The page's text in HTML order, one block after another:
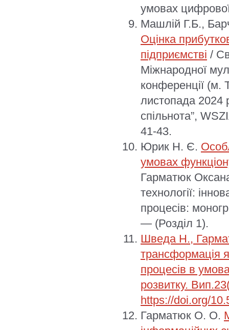
умовах
Машлій Г.Б.,
Оцінка
підприємстві /
Міжнародної
конференції (м.
листопада 2024
спільнота”,
41-43.
Юрик Н. Є.
умовах
Гарматюк
технології:
процесів:
— (Розділ 1).
Шведа Н.,
трансформація
процесів в
розвитку.
https://doi.org/
Гарматюк О. О.